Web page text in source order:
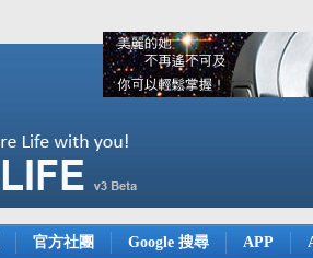
官方社團 Google 搜尋 APP